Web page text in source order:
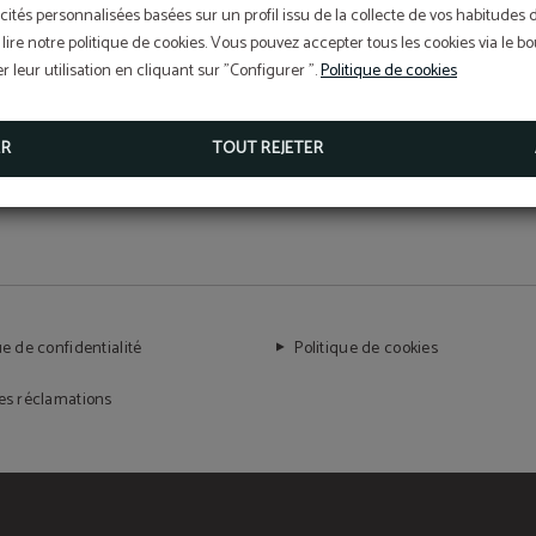
personnalisées basées sur un profil issu de la collecte de vos habitudes
notre politique de cookies. Vous pouvez accepter tous les cookies via le
leur utilisation en cliquant sur "Configurer ".Politique de cookies
TOUT REJETER
Nous sommes un exemple dont le
luxe et la durabilité peuvent coexister.
de confidentialité Politique de cookies
réclamations